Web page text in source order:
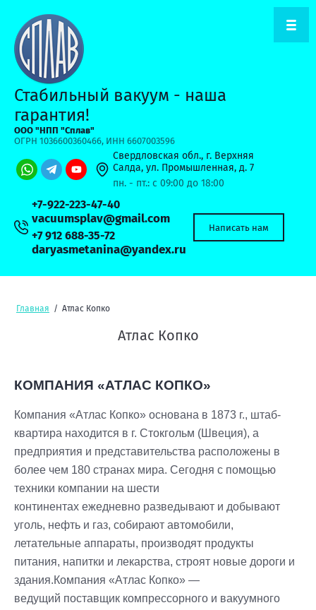
Стабильный вакуум - наша
гарантия!
ООО "НПП "Сплав"
ОГРН 1036600360466, ИНН 6607003596
Свердловская обл., г. Верхняя
Салда, ул. Промышленная, д. 7
пн. - пт.: с 09:00 до 18:00
+7-922-223-47-40
vacuumsplav@gmail.com
+7 912 688-35-72
daryasmetanina@yandex.ru
Написать нам
Главная / Атлас Копко
Атлас Копко
КОМПАНИЯ «АТЛАС КОПКО»
Компания «Атлас Копко» основана в 1873 г., штаб-
квартира находится в г. Стокгольм (Швеция), а
предприятия и представительства расположены в
более чем 180 странах мира. Сегодня с помощью
техники компании на шести
континентах ежедневно разведывают и добывают
уголь, нефть и газ, собирают автомобили,
летательные аппараты, производят продукты
питания, напитки и лекарства, строят новые дороги и
здания.Компания «Атлас Копко» —
ведущий поставщик компрессорного и вакуумного